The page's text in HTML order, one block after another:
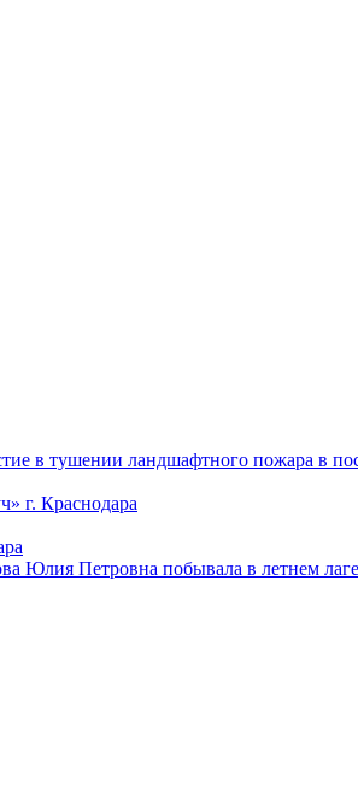
в тушении ландшафтного пожара в
г. Краснодара
Петровна побывала в летнем